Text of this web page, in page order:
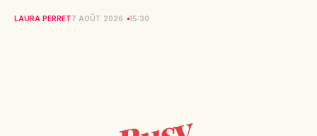
LAURA PERRET7 AOÛT 2026 15:30